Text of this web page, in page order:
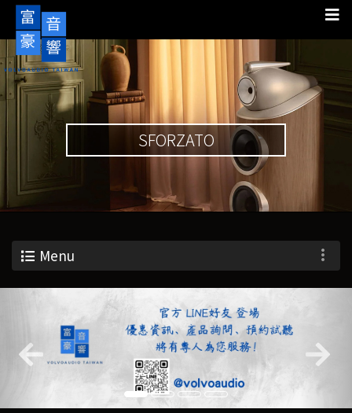
SFORZATO
Menu